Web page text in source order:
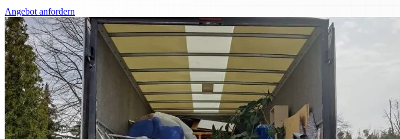
Angebot anfordern